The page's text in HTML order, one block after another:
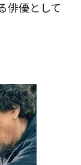
俳優として